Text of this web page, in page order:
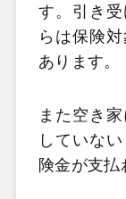
す。引き
らは保険
あります。
また空き
していな
険金が支払